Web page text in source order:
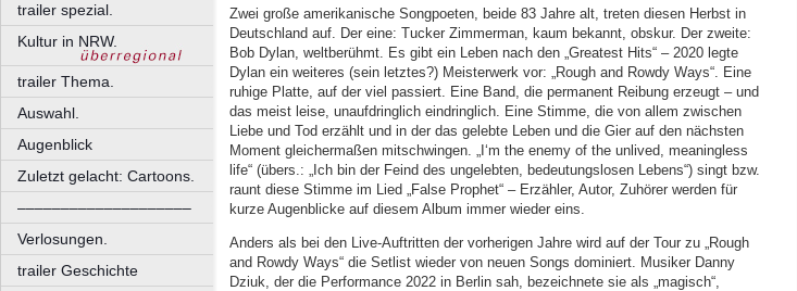
trailer spezial.
Kultur in NRW.
trailer Thema.
Auswahl.
Augenblick
Zuletzt gelacht: Cartoons.
––––––––––––––––––––
Verlosungen.
trailer Geschichte
Zwei große amerikanische Songpoeten, beide 83 Jahre alt, treten diesen Herbst in
Deutschland auf. Der eine: Tucker Zimmerman, kaum bekannt, obskur. Der zweite:
Bob Dylan, weltberühmt. Es gibt ein Leben nach den „Greatest Hits“ – 2020 legte
Dylan ein weiteres (sein letztes?) Meisterwerk vor: „Rough and Rowdy Ways“. Eine
ruhige Platte, auf der viel passiert. Eine Band, die permanent Reibung erzeugt – und
das meist leise, unaufdringlich eindringlich. Eine Stimme, die von allem zwischen
Liebe und Tod erzählt und in der das gelebte Leben und die Gier auf den nächsten
Moment gleichermaßen mitschwingen. „I‘m the enemy of the unlived, meaningless
life“ (übers.: „Ich bin der Feind des ungelebten, bedeutungslosen Lebens“) singt bzw.
raunt diese Stimme im Lied „False Prophet“ – Erzähler, Autor, Zuhörer werden für
kurze Augenblicke auf diesem Album immer wieder eins.
Anders als bei den Live-Auftritten der vorherigen Jahre wird auf der Tour zu „Rough
and Rowdy Ways“ die Setlist wieder von neuen Songs dominiert. Musiker Danny
Dziuk, der die Performance 2022 in Berlin sah, bezeichnete sie als „magisch“,